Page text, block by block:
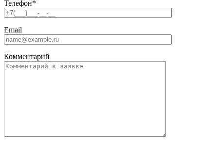
Телефон*
Email
Комментарий